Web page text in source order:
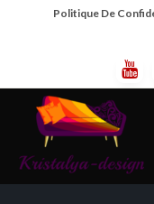
Politique De
Site De Partage De